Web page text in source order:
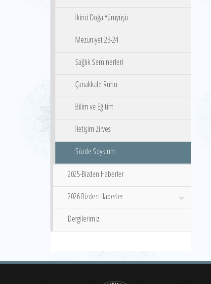
İkinci Doğa Yürüyüşü
Mezuniyet 23-24
Sağlık Seminerleri
Çanakkale Ruhu
Bilim ve Eğitim
İletişim Zirvesi
Sözde Soykırım
2025-Bizden Haberler
2026 Bizden Haberler
Dergilerimiz